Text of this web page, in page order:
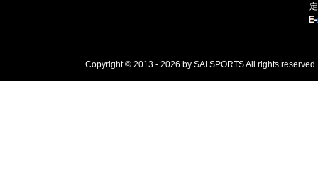
Copyright © 2013 - 2026 by SAI SPORTS All rights reserved.